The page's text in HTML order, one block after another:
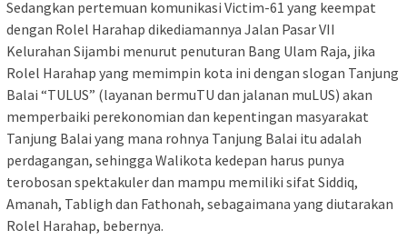
Sedangkan pertemuan komunikasi Victim-61 yang keempat
dengan Rolel Harahap dikediamannya Jalan Pasar VII
Kelurahan Sijambi menurut penuturan Bang Ulam Raja, jika
Rolel Harahap yang memimpin kota ini dengan slogan Tanjung
Balai “TULUS” (layanan bermuTU dan jalanan muLUS) akan
memperbaiki perekonomian dan kepentingan masyarakat
Tanjung Balai yang mana rohnya Tanjung Balai itu adalah
perdagangan, sehingga Walikota kedepan harus punya
terobosan spektakuler dan mampu memiliki sifat Siddiq,
Amanah, Tabligh dan Fathonah, sebagaimana yang diutarakan
Rolel Harahap, bebernya.